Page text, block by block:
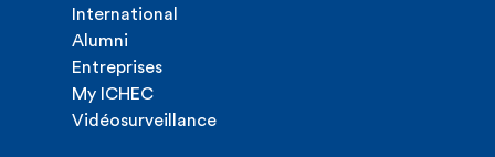
International
Alumni
Entreprises
My ICHEC
Vidéosurveillance